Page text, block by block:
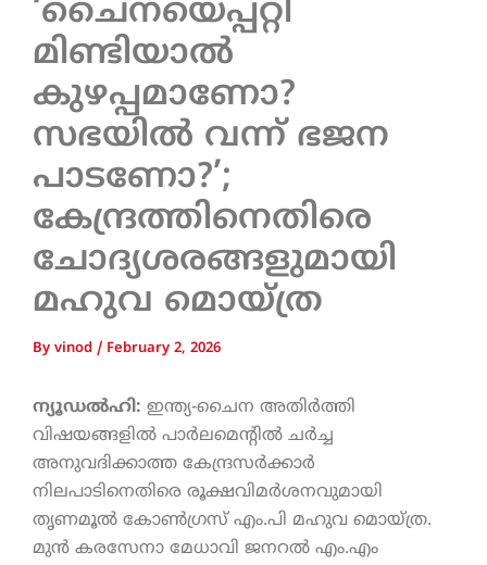
‘ചൈനയെപ്പറ്റി
മിണ്ടിയാൽ
കുഴപ്പമാണോ?
സഭയിൽ വന്ന് ഭജന
പാടണോ?’;
കേന്ദ്രത്തിനെതിരെ
ചോദ്യശരങ്ങളുമായി
മഹുവ മൊയ്ത്ര
By vinod / February 2, 2026
ന്യൂഡൽഹി: ഇന്ത്യ-ചൈന അതിർത്തി
വിഷയങ്ങളിൽ പാർലമെന്റിൽ ചർച്ച
അനുവദിക്കാത്ത കേന്ദ്രസർക്കാർ
നിലപാടിനെതിരെ രൂക്ഷവിമർശനവുമായി
തൃണമൂൽ കോൺഗ്രസ് എം.പി മഹുവ മൊയ്ത്ര.
മുൻ കരസേനാ മേധാവി ജനറൽ എം.എം